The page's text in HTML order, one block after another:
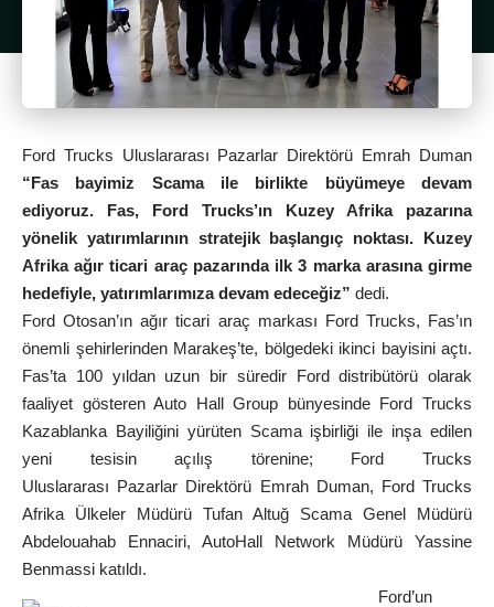
Ford Trucks Uluslararası Pazarlar Direktörü Emrah Duman
“Fas bayimiz Scama ile birlikte büyümeye devam
ediyoruz. Fas, Ford Trucks’ın Kuzey Afrika pazarına
yönelik yatırımlarının stratejik başlangıç noktası. Kuzey
Afrika ağır ticari araç pazarında ilk 3 marka arasına girme
hedefiyle, yatırımlarımıza devam edeceğiz” dedi.
Ford Otosan’ın ağır ticari araç markası Ford Trucks, Fas’ın
önemli şehirlerinden Marakeş’te, bölgedeki ikinci bayisini açtı.
Fas’ta 100 yıldan uzun bir süredir Ford distribütörü olarak
faaliyet gösteren Auto Hall Group bünyesinde Ford Trucks
Kazablanka Bayiliğini yürüten Scama işbirliği ile inşa edilen
yeni tesisin açılış törenine; Ford Trucks
Uluslararası Pazarlar Direktörü Emrah Duman, Ford Trucks
Afrika Ülkeler Müdürü Tufan Altuğ Scama Genel Müdürü
Abdelouahab Ennaciri, AutoHall Network Müdürü Yassine
Benmassi katıldı.
Ford’un